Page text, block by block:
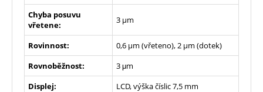
Chyba posuvu
vřetene:
3 µm
Rovinnost:
0,6 µm (vřeteno), 2 µm (dotek)
Rovnoběžnost:
3 μm
Displej:
LCD, výška číslic 7,5 mm